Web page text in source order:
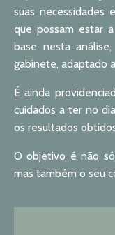
suas necessidades
que possam estar
base nesta
gabinete, adaptado
É ainda
cuidados a ter no
os resultados
O objetivo é não
mas também o seu